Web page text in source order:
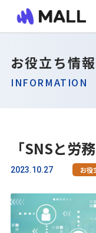
お役立ち情報
INFORMATION
「SNSと労
2023.10.27 お役